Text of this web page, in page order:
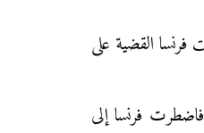
فرنسا القضية على
فرنسا إلى